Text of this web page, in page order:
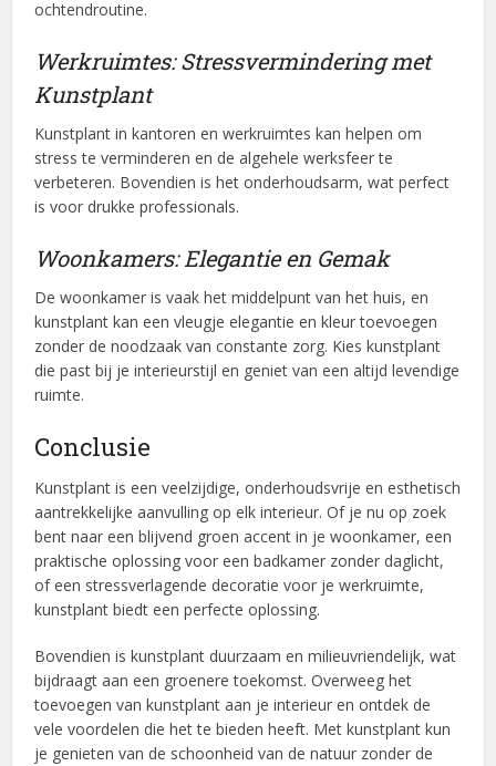
ochtendroutine.
Werkruimtes: Stressvermindering met
Kunstplant
Kunstplant in kantoren en werkruimtes kan helpen om
stress te verminderen en de algehele werksfeer te
verbeteren. Bovendien is het onderhoudsarm, wat perfect
is voor drukke professionals.
Woonkamers: Elegantie en Gemak
De woonkamer is vaak het middelpunt van het huis, en
kunstplant kan een vleugje elegantie en kleur toevoegen
zonder de noodzaak van constante zorg. Kies kunstplant
die past bij je interieurstijl en geniet van een altijd levendige
ruimte.
Conclusie
Kunstplant is een veelzijdige, onderhoudsvrije en esthetisch
aantrekkelijke aanvulling op elk interieur. Of je nu op zoek
bent naar een blijvend groen accent in je woonkamer, een
praktische oplossing voor een badkamer zonder daglicht,
of een stressverlagende decoratie voor je werkruimte,
kunstplant biedt een perfecte oplossing.
Bovendien is kunstplant duurzaam en milieuvriendelijk, wat
bijdraagt aan een groenere toekomst. Overweeg het
toevoegen van kunstplant aan je interieur en ontdek de
vele voordelen die het te bieden heeft. Met kunstplant kun
je genieten van de schoonheid van de natuur zonder de